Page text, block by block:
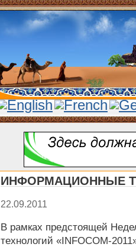
ИНФОРМАЦИОННЫЕ
22.09.2011
В рамках предстоящей
технологий «INFOCOM-